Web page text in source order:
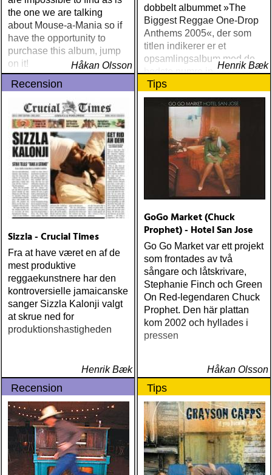
the one we are talking
about Mouse-a-Mania so if
have the opportunity to
purchase this album, jump
on it!
Håkan Olsson
dobbelt albummet »The
Biggest Reggae One-Drop
Anthems 2005«, der som
titlen indikerer er et
opsamlingsalbum med de
bedste numre indenfor den
populære reggaestil kaldet
one-drop
Henrik Bæk
Recension
Sizzla - Crucial Times
Fra at have været en af de
mest produktive
reggaekunstnere har den
kontroversielle jamaicanske
sanger Sizzla Kalonji valgt
at skrue ned for
produktionshastigheden
Henrik Bæk
Tips
GoGo Market (Chuck
Prophet) - Hotel San Jose
Go Go Market var ett projekt
som frontades av två
sångare och låtskrivare,
Stephanie Finch och Green
On Red-legendaren Chuck
Prophet. Den här plattan
kom 2002 och hyllades i
pressen
Håkan Olsson
Recension Tips